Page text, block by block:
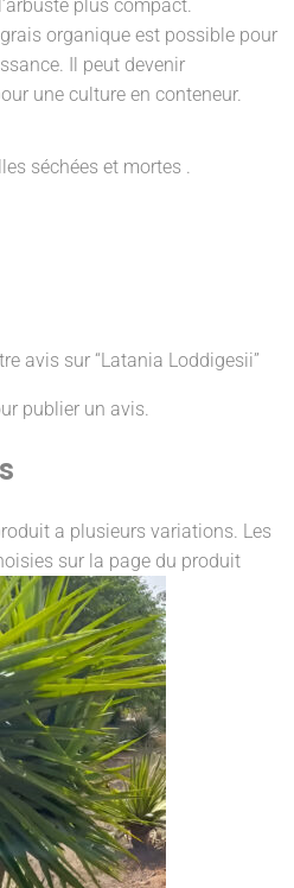
plus compact.
organique est possible pour
Il peut devenir
une culture en conteneur.
séchées et mortes .
avis sur “Latania Loddigesii”
publier un avis.
a plusieurs variations. Les
sur la page du produit